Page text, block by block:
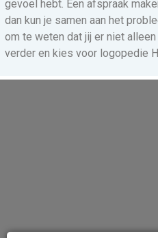
gevoel hebt. Een afspraak
dan kun je samen aan het
om te weten dat jij er niet
verder en kies voor logopedie